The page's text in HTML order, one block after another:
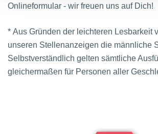
Onlineformular - wir freuen uns auf Dich!
* Aus Gründen der leichteren Lesbarkeit
unseren Stellenanzeigen die männliche
Selbstverständlich gelten sämtliche
gleichermaßen für Personen aller